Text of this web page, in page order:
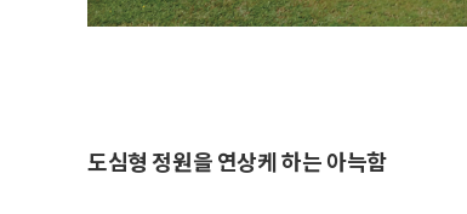
도심형 정원을 연상케 하는 아늑함